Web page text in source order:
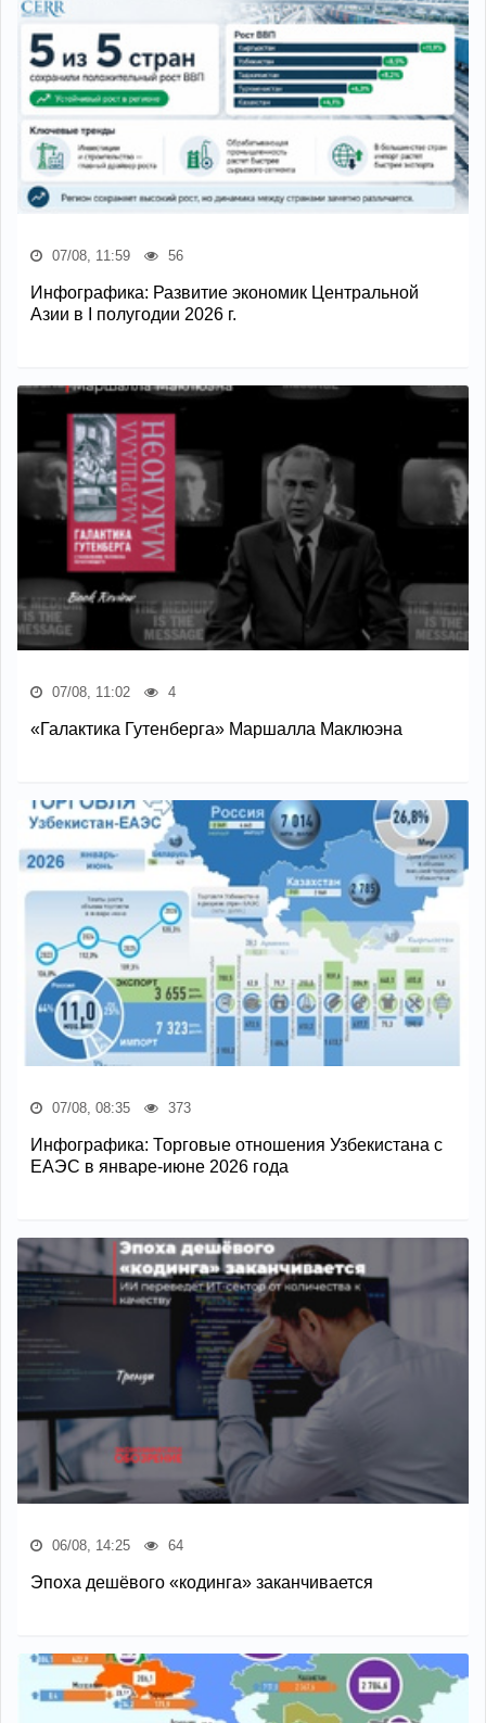
07/08, 11:59 56
Инфографика: Развитие экономик Центральной
Азии в I полугодии 2026 г.
07/08, 11:02 4
«Галактика Гутенберга» Маршалла Маклюэна
07/08, 08:35 373
Инфографика: Торговые отношения Узбекистана с
ЕАЭС в январе-июне 2026 года
06/08, 14:25 64
Эпоха дешёвого «кодинга» заканчивается